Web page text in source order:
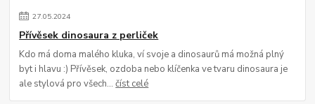
27.05.2024
Přívěsek dinosaura z perliček
Kdo má doma malého kluka, ví svoje a dinosaurů má možná plný
byt i hlavu :) Přívěsek, ozdoba nebo klíčenka ve tvaru dinosaura je
ale stylová pro všech...číst celé